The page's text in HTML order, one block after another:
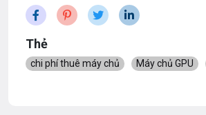
Thẻ
chi phí thuê máy chủ Máy chủ GPU